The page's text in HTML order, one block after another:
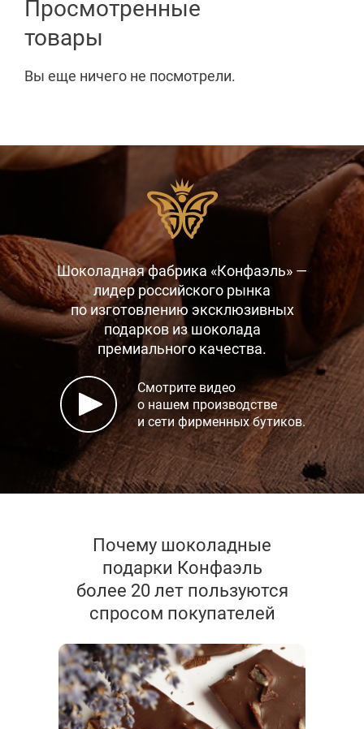
Просмотренные
товары
Вы еще ничего не посмотрели.
Шоколадная фабрика «Конфаэль» —
лидер российского рынка
по изготовлению эксклюзивных
подарков из шоколада
премиального качества.
Смотрите видео
о нашем производстве
и сети фирменных бутиков.
Почему шоколадные
подарки Конфаэль
более 20 лет пользуются
спросом покупателей